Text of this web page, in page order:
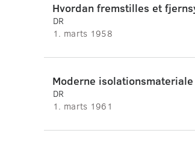
Hvordan fremstilles et
DR
1. marts 1958
Moderne isolationsmateriale
DR
1. marts 1961